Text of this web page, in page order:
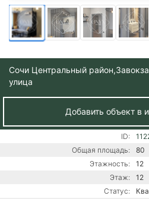
Сочи Центральный район,
улица
Добавить объект в
ID:
Общая площадь:
80
Этажность:
12
Этаж:
12
Статус: